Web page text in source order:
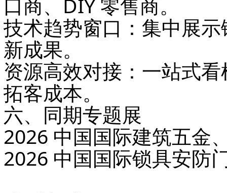
技术趋势窗口 ：集中展示
新成果。
资源高效对接 ：一站式
拓客成本。
六、同期专题展
2026 中国国际建筑五金
2026 中国国际锁具安防